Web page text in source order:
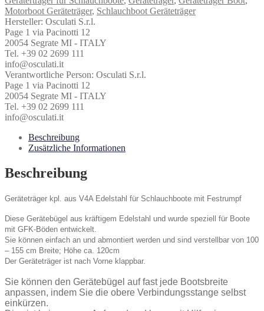
30
mm,
-
Höhe
120cm
Menge
Motorboot Geräteträger, Schlauchboot Geräteträger
Hersteller: Osculati S.r.l.
Page 1 via Pacinotti 12
20054 Segrate MI - ITALY
Tel. +39 02 2699 111
info@osculati.it
Verantwortliche Person: Osculati S.r.l.
Page 1 via Pacinotti 12
20054 Segrate MI - ITALY
Tel. +39 02 2699 111
info@osculati.it
Beschreibung
Zusätzliche Informationen
Beschreibung
Geräteträger kpl. aus V4A Edelstahl für Schlauchboote mit Festrumpf
Diese Gerätebügel aus kräftigem Edelstahl und wurde speziell für Boote
mit GFK-Böden entwickelt.
Sie können einfach an und abmontiert werden und sind verstellbar von 100
– 155 cm Breite; Höhe ca. 120cm
Der Geräteträger ist nach Vorne klappbar.
Sie können den Gerätebügel auf fast jede Bootsbreite
anpassen, indem Sie die obere Verbindungsstange selbst
einkürzen.